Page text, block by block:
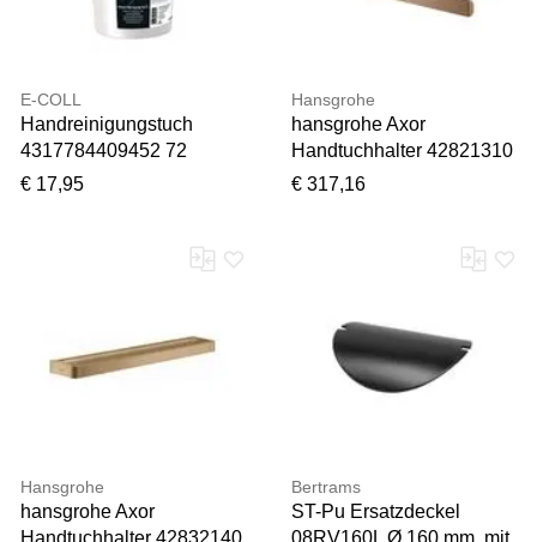
E-COLL
Handreinigungstuch
4317784409452 72
Tücher 30x30cm
€ 17,95
Hansgrohe
hansgrohe Axor
Handtuchhalter 42821310
409mm, 2-armig,
€ 317,16
Hansgrohe
hansgrohe Axor
Bertrams
ST-Pu Ersatzdeckel